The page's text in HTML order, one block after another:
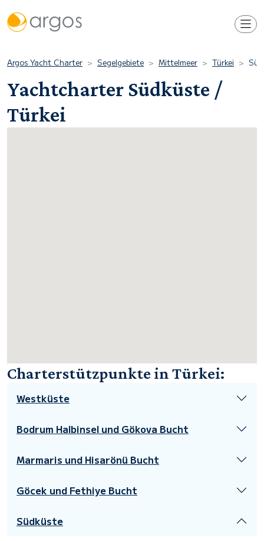
Argos Yacht Charter Segelgebiete Mittelmeer Türkei
Yachtcharter Südküste /
Türkei
Charterstützpunkte in Türkei:
Westküste
Bodrum Halbinsel und Gökova Bucht
Marmaris und Hisarönü Bucht
Göcek und Fethiye Bucht
Südküste